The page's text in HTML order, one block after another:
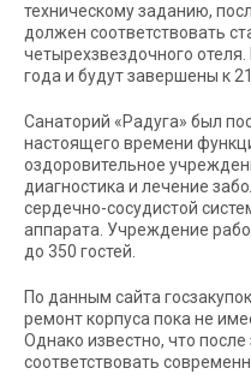
техническому заданию,
должен соответствовать
четырехзвездочного
года и будут завершены к
Санаторий «Радуга» был
настоящего времени
оздоровительное
диагностика и лечение
сердечно-сосудистой
аппарата. Учреждение
до 350 гостей.
По данным сайта
ремонт корпуса пока не
Однако известно, что
соответствовать